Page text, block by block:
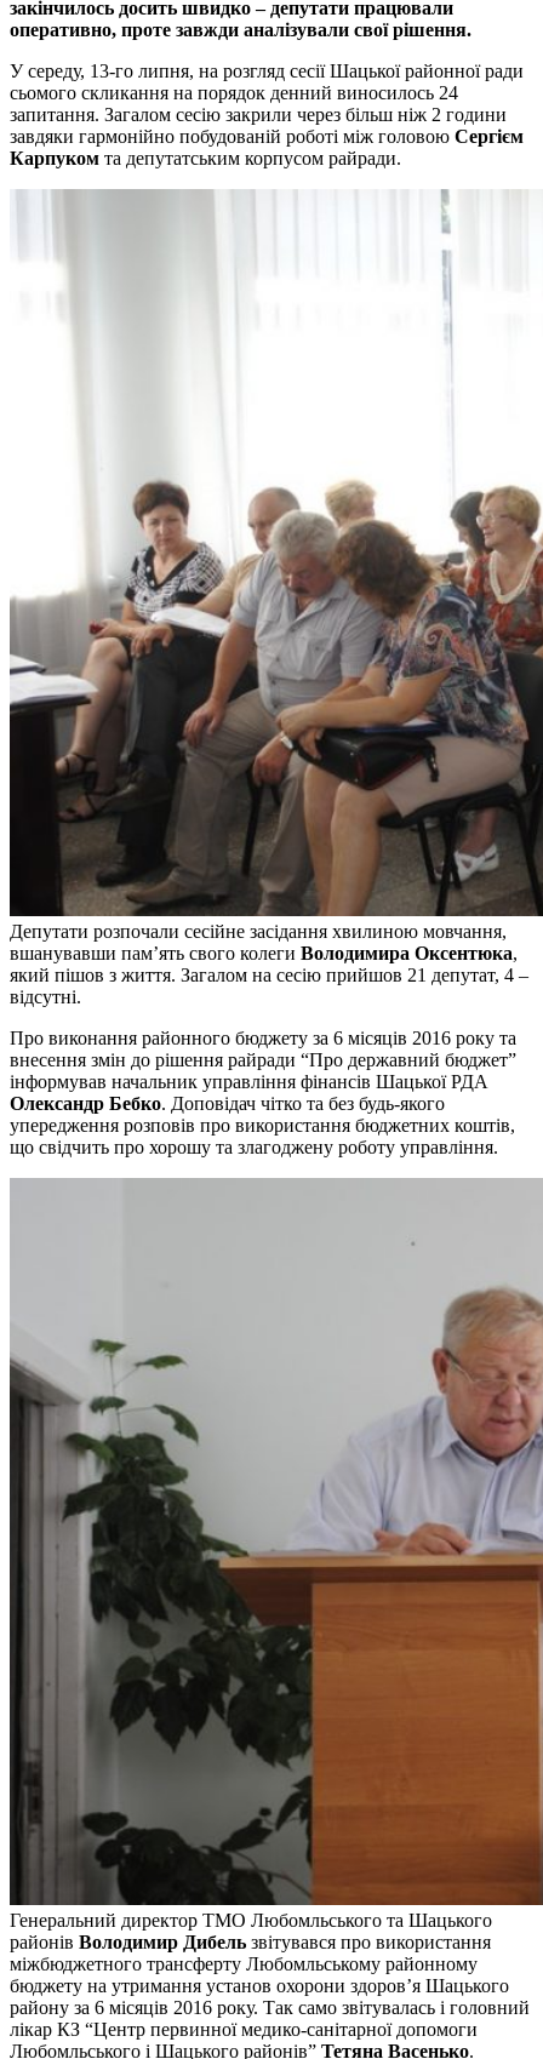
закінчилось досить швидко – депутати працювали
оперативно, проте завжди аналізували свої рішення.
У середу, 13-го липня, на розгляд сесії Шацької районної ради
сьомого скликання на порядок денний виносилось 24
запитання. Загалом сесію закрили через більш ніж 2 години
завдяки гармонійно побудованій роботі між головою Сергієм
Карпуком та депутатським корпусом райради.
Депутати розпочали сесійне засідання хвилиною мовчання,
вшанувавши пам’ять свого колеги Володимира Оксентюка,
який пішов з життя. Загалом на сесію прийшов 21 депутат, 4 –
відсутні.
Про виконання районного бюджету за 6 місяців 2016 року та
внесення змін до рішення райради “Про державний бюджет”
інформував начальник управління фінансів Шацької РДА
Олександр Бебко. Доповідач чітко та без будь-якого
упередження розповів про використання бюджетних коштів,
що свідчить про хорошу та злагоджену роботу управління.
Генеральний директор ТМО Любомльського та Шацького
районів Володимир Дибель звітувався про використання
міжбюджетного трансферту Любомльському районному
бюджету на утримання установ охорони здоров’я Шацького
району за 6 місяців 2016 року. Так само звітувалась і головний
лікар КЗ “Центр первинної медико-санітарної допомоги
Любомльського і Шацького районів” Тетяна Васенько.